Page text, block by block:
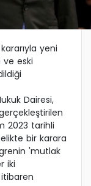
yeni
ve eski
Dairesi,
2023 tarihli
bir karara
'mutlak
iki